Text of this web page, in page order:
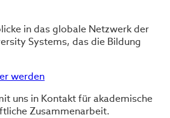
in das globale Netzwerk der
Systems, das die Bildung
werden
uns in Kontakt für akademische
Zusammenarbeit.